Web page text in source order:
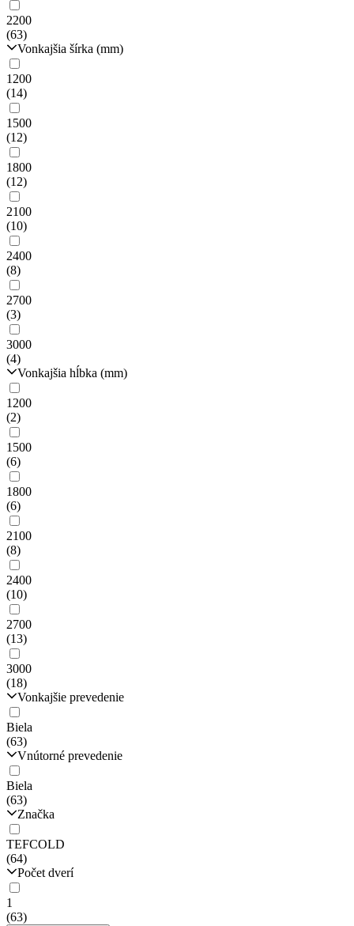
2200
(63)
Vonkajšia šírka (mm)
1200
(14)
1500
(12)
1800
(12)
2100
(10)
2400
(8)
2700
(3)
3000
(4)
Vonkajšia hĺbka (mm)
1200
(2)
1500
(6)
1800
(6)
2100
(8)
2400
(10)
2700
(13)
3000
(18)
Vonkajšie prevedenie
Biela
(63)
Vnútorné prevedenie
Biela
(63)
Značka
TEFCOLD
(64)
Počet dverí
1
(63)